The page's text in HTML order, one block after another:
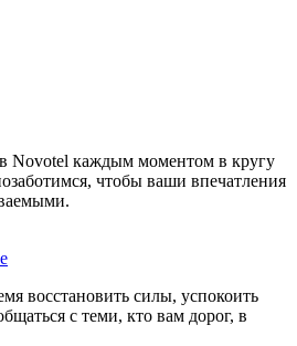
Novotel каждым моментом в кругу
чтобы ваши впечатления
восстановить силы, успокоить
с теми, кто вам дорог, в